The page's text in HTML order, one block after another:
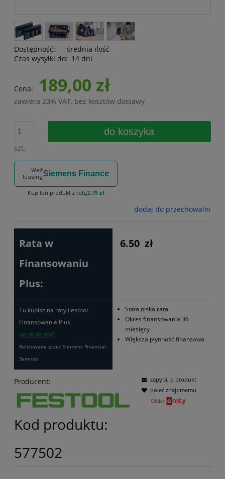
Dostępność:
średnia ilość
Czas wysyłki do: 14 dni
Cena: 189,00 zł
zawiera 23% VAT, bez kosztów dostawy
szt.
do koszyka
Weź
leasingSiemens Finance
Kup ten produkt z ratą2.79 zł
dodaj do przechowalni
Rata w
Finansowaniu
Plus:
6.50 zł
Tu kupisz na raty Festool
Finansowanie Plus
Jak to działa?
Relizowane przez Siemens Financial
Services
Stała niska rata
Okres finansowania 36
miesięcy
Większa płynność finansowa
Producent:
Kod produktu:
577502
zapytaj o produkt
poleć znajomemu